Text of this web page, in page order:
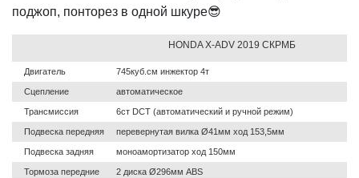
поджоп, понторез в одной шкуре😎
Двигатель
Сцепление
Трансмиссия
Подвеска передняя
Подвеска задняя
Тормоза передние
HONDA X-ADV 2019 СКРМБ
745куб.см инжектор 4т
автоматическое
6ст DCT (автоматический и ручной режим)
перевернутая вилка Ø41мм ход 153,5мм
моноамортизатор ход 150мм
2 диска Ø296мм ABS